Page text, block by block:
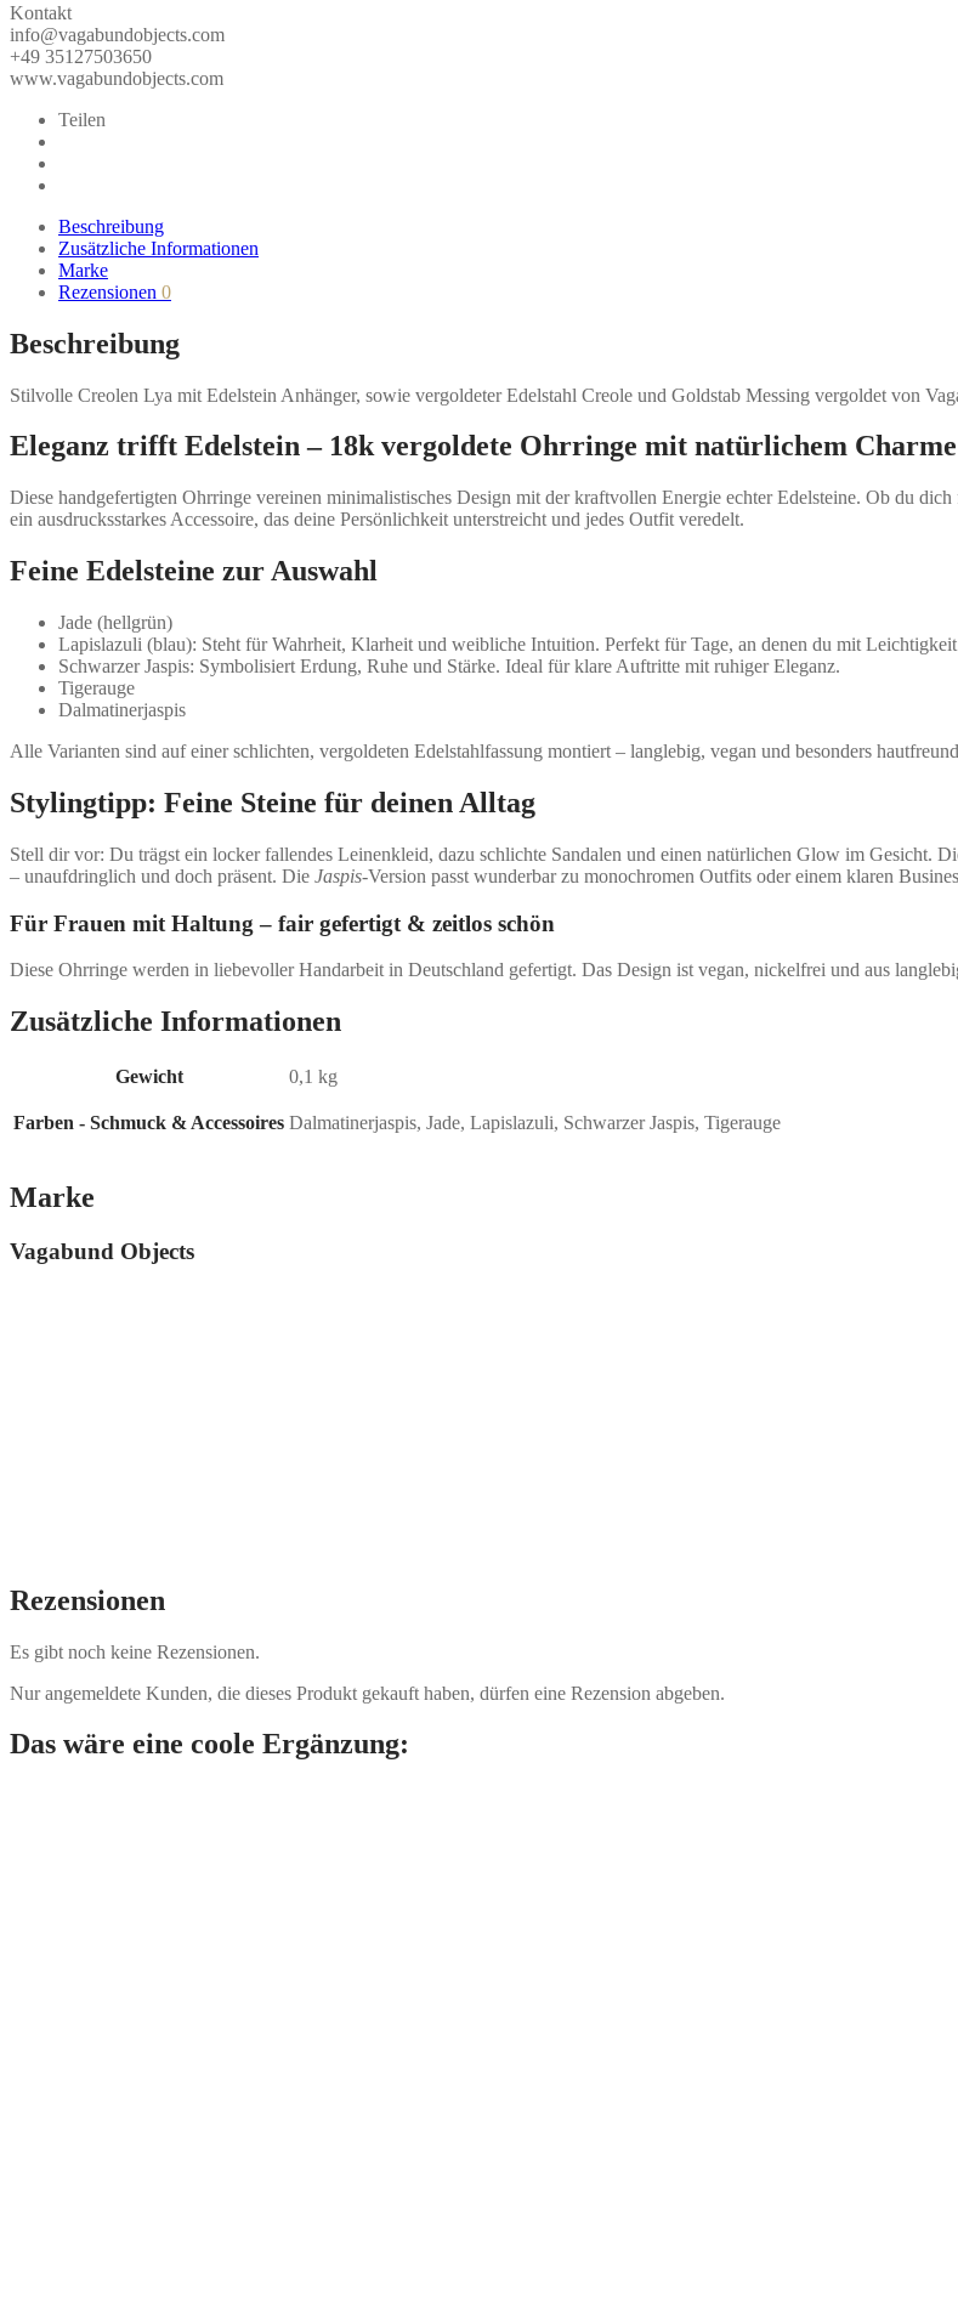
Kontakt
info@vagabundobjects.com
+49 35127503650
www.vagabundobjects.com
Teilen
Beschreibung
Zusätzliche Informationen
Marke
Rezensionen 0
Beschreibung
Stilvolle Creolen Lya mit Edelstein Anhänger, sowie vergoldeter Edelstahl Creole und Goldstab Messing vergoldet von
Eleganz trifft Edelstein – 18k vergoldete Ohrringe mit natürlichem Charme
Diese handgefertigten Ohrringe vereinen minimalistisches Design mit der kraftvollen Energie echter Edelsteine. Ob du dich
ein ausdrucksstarkes Accessoire, das deine Persönlichkeit unterstreicht und jedes Outfit veredelt.
Feine Edelsteine zur Auswahl
Jade (hellgrün)
Lapislazuli (blau): Steht für Wahrheit, Klarheit und weibliche Intuition. Perfekt für Tage, an denen du mit
Schwarzer Jaspis: Symbolisiert Erdung, Ruhe und Stärke. Ideal für klare Auftritte mit ruhiger Eleganz.
Tigerauge
Dalmatinerjaspis
Alle Varianten sind auf einer schlichten, vergoldeten Edelstahlfassung montiert – langlebig, vegan und besonders
Stylingtipp: Feine Steine für deinen Alltag
Stell dir vor: Du trägst ein locker fallendes Leinenkleid, dazu schlichte Sandalen und einen natürlichen Glow im Gesicht.
– unaufdringlich und doch präsent. Die Jaspis-Version passt wunderbar zu monochromen Outfits oder einem klaren
Für Frauen mit Haltung – fair gefertigt & zeitlos schön
Diese Ohrringe werden in liebevoller Handarbeit in Deutschland gefertigt. Das Design ist vegan, nickelfrei und aus
Zusätzliche Informationen
Gewicht 0,1 kg
Farben - Schmuck & Accessoires Dalmatinerjaspis, Jade, Lapislazuli, Schwarzer Jaspis, Tigerauge
Marke
Vagabund Objects
Rezensionen
Es gibt noch keine Rezensionen.
Nur angemeldete Kunden, die dieses Produkt gekauft haben, dürfen eine Rezension abgeben.
Das wäre eine coole Ergänzung: